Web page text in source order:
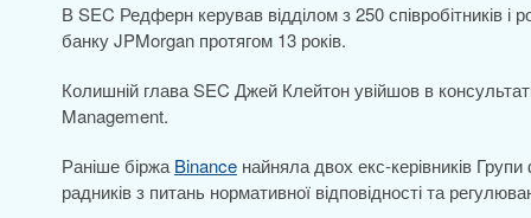
В SEC Редферн керував відділом з 250 співробітників
банку JPMorgan протягом 13 років.
Колишній глава SEC Джей Клейтон увійшов в
Management.
Раніше біржа Binance найняла двох екс-керівників
радників з питань нормативної відповідності та